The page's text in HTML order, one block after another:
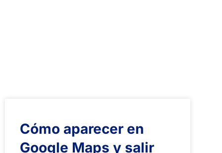
Cómo aparecer en
Google Maps y salir